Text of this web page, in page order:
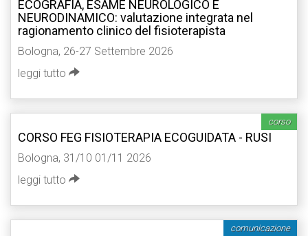
ECOGRAFIA, ESAME NEUROLOGICO E
NEURODINAMICO: valutazione integrata nel
ragionamento clinico del fisioterapista
Bologna, 26-27 Settembre 2026
leggi tutto
corso
CORSO FEG FISIOTERAPIA ECOGUIDATA - RUSI
Bologna, 31/10 01/11 2026
leggi tutto
comunicazione